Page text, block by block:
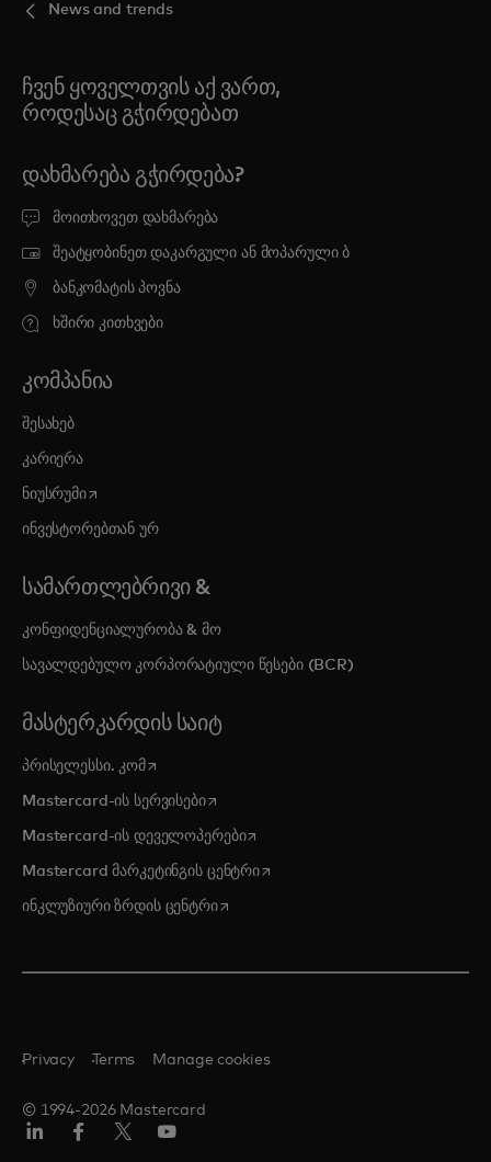
News and trends
ჩვენ ყოველთვის აქ ვართ,
როდესაც გჭირდებათ
ᲓᲐᲮᲛᲐᲠᲔᲑᲐ ᲒᲭᲘᲠᲓᲔᲑᲐ?
მოითხოვეთ დახმარება
შეატყობინეთ დაკარგული ან მოპარული ბ
ბანკომატის პოვნა
ხშირი კითხვები
ᲙᲝᲛᲞᲐᲜᲘᲐ
შესახებ
კარიერა
ნიუსრუმიopens in a new tab
ინვესტორებთან ურ
ᲡᲐᲛᲐᲠᲗᲚᲔᲑᲠᲘᲕᲘ &
კონფიდენციალურობა & მო
სავალდებულო კორპორატიული წესები (BCR)
ᲛᲐᲡᲢᲔᲠᲙᲐᲠᲓᲘᲡ ᲡᲐᲘᲢ
პრისელესსი. კომopens in a new tab
Mastercard-ის სერვისებიopens in a new tab
Mastercard-ის დეველოპერებიopens in a new tab
Mastercard მარკეტინგის ცენტრიopens in a new tab
ინკლუზიური ზრდის ცენტრიopens in a new tab
© 1994-2026 Mastercard
Privacy Terms Manage cookies